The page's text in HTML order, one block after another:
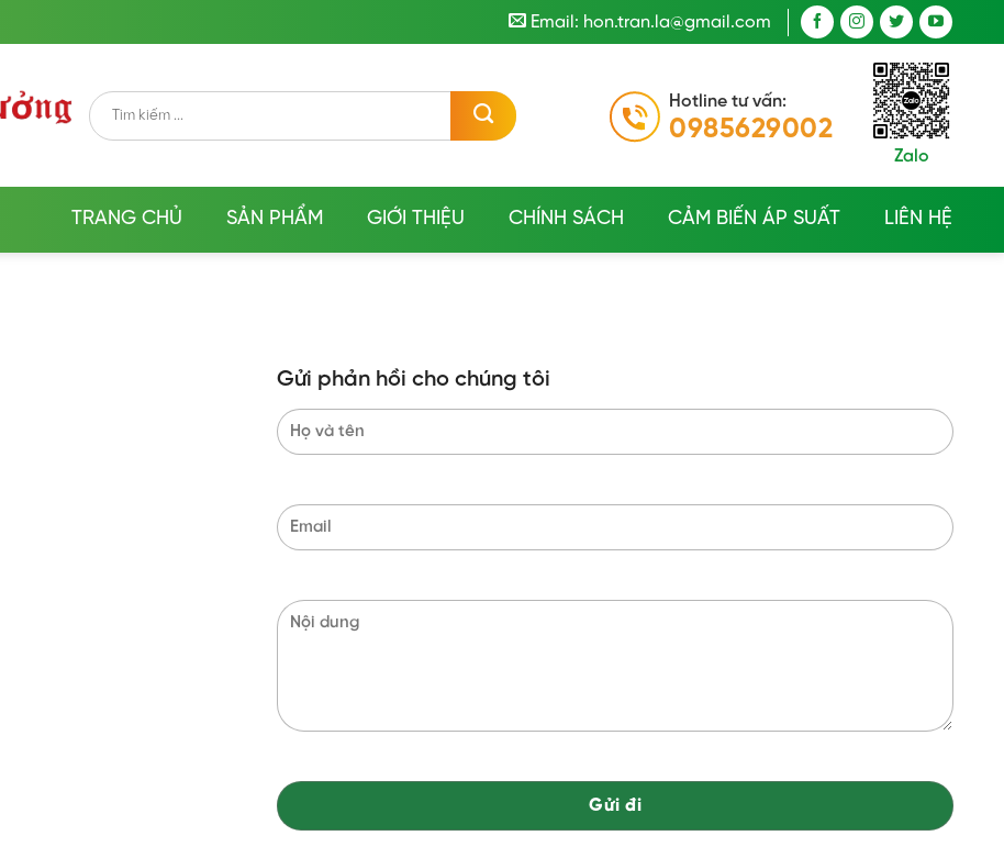
Email: hon.tran.la@gmail.com
Tìm
kiếm:
Hotline tư vấn:
0985629002
Zalo
TRANG CHỦ SẢN PHẨM GIỚI THIỆU CHÍNH SÁCH CẢM BIẾN ÁP SUẤT LIÊN HỆ
Gửi phản hồi cho chúng tôi